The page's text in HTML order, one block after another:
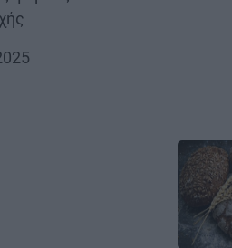
Image